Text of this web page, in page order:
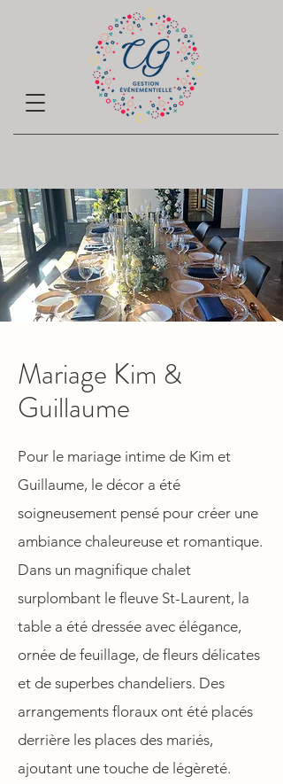
Mariage Kim &
Guillaume
Pour le mariage intime de Kim et
Guillaume, le décor a été
soigneusement pensé pour créer une
ambiance chaleureuse et romantique.
Dans un magnifique chalet
surplombant le fleuve St-Laurent, la
table a été dressée avec élégance,
ornée de feuillage, de fleurs délicates
et de superbes chandeliers. Des
arrangements floraux ont été placés
derrière les places des mariés,
ajoutant une touche de légèreté.